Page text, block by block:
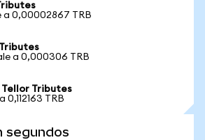
a 0,00002867 TRB
a 0,000306 TRB
Tellor Tributes
0,112163 TRB
segundos